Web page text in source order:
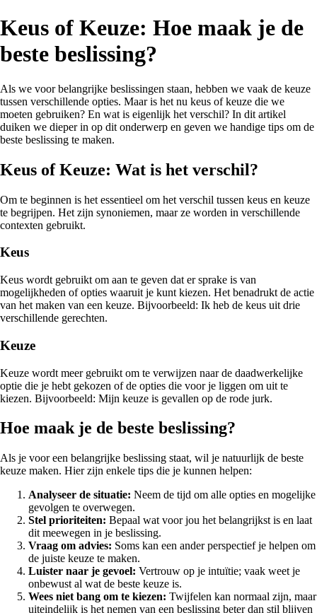
Keus of Keuze: Hoe maak je de
beste beslissing?
Als we voor belangrijke beslissingen staan, hebben we vaak de keuze
tussen verschillende opties. Maar is het nu keus of keuze die we
moeten gebruiken? En wat is eigenlijk het verschil? In dit artikel
duiken we dieper in op dit onderwerp en geven we handige tips om de
beste beslissing te maken.
Keus of Keuze: Wat is het verschil?
Om te beginnen is het essentieel om het verschil tussen keus en keuze
te begrijpen. Het zijn synoniemen, maar ze worden in verschillende
contexten gebruikt.
Keus
Keus wordt gebruikt om aan te geven dat er sprake is van
mogelijkheden of opties waaruit je kunt kiezen. Het benadrukt de actie
van het maken van een keuze. Bijvoorbeeld: Ik heb de keus uit drie
verschillende gerechten.
Keuze
Keuze wordt meer gebruikt om te verwijzen naar de daadwerkelijke
optie die je hebt gekozen of de opties die voor je liggen om uit te
kiezen. Bijvoorbeeld: Mijn keuze is gevallen op de rode jurk.
Hoe maak je de beste beslissing?
Als je voor een belangrijke beslissing staat, wil je natuurlijk de beste
keuze maken. Hier zijn enkele tips die je kunnen helpen:
Analyseer de situatie: Neem de tijd om alle opties en mogelijke
gevolgen te overwegen.
Stel prioriteiten: Bepaal wat voor jou het belangrijkst is en laat
dit meewegen in je beslissing.
Vraag om advies: Soms kan een ander perspectief je helpen om
de juiste keuze te maken.
Luister naar je gevoel: Vertrouw op je intuïtie; vaak weet je
onbewust al wat de beste keuze is.
Wees niet bang om te kiezen: Twijfelen kan normaal zijn, maar
uiteindelijk is het nemen van een beslissing beter dan stil blijven